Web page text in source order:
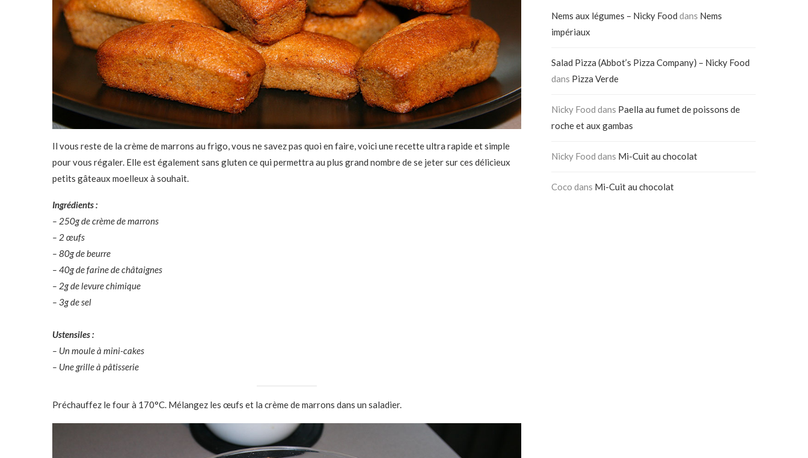
Il vous reste de la crème de marrons au frigo, vous ne savez pas quoi en faire, voici une recette ultra rapide et simple
pour vous régaler. Elle est également sans gluten ce qui permettra au plus grand nombre de se jeter sur ces délicieux
petits gâteaux moelleux à souhait.
Ingrédients :
– 250g de crème de marrons
– 2 œufs
– 80g de beurre
– 40g de farine de châtaignes
– 2g de levure chimique
– 3g de sel
Ustensiles :
– Un moule à mini-cakes
– Une grille à pâtisserie
Préchauffez le four à 170°C. Mélangez les œufs et la crème de marrons dans un saladier.
Nems aux légumes – Nicky Food dans Nems
impériaux
Salad Pizza (Abbot’s Pizza Company) – Nicky Food
dans Pizza Verde
Nicky Food dans Paella au fumet de poissons de
roche et aux gambas
Nicky Food dans Mi-Cuit au chocolat
Coco dans Mi-Cuit au chocolat